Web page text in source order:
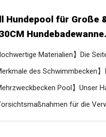
Hundepool für Große
Materialien】Die
des Schwimmbecken
Pool】Unser
für die